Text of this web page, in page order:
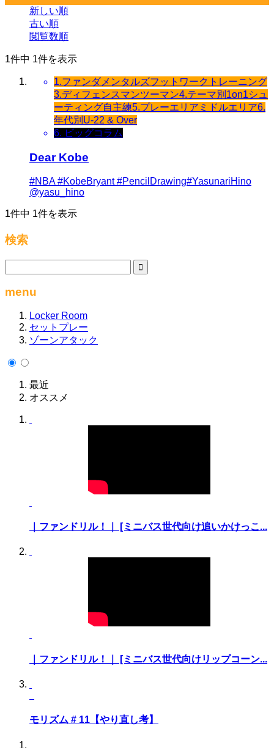
新しい順
古い順
閲覧数順
1件中 1件を表示
1.ファンダメンタルズフットワーク トレーニング
3.ディフェンスマンツーマン4.テーマ別 1on1シュ
ーティング自主練5.プレーエリア ミドルエリア6.
年代別 U-22 & Over
6. ビッグコラム
Dear Kobe
#NBA #KobeBryant #PencilDrawing#YasunariHino
@yasu_hino
1件中 1件を表示
検索
menu
Locker Room
セットプレー
ゾーンアタック
最近
オススメ
｜ファンドリル！｜ [ミニバス世代向け追いかけっこ...
｜ファンドリル！｜ [ミニバス世代向けリップコーン...
モリズム # 11【やり直し考】